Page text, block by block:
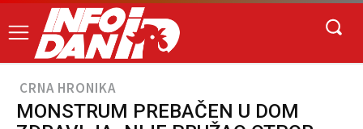
CRNA HRONIKA
MONSTRUM PREBAČEN U DOM